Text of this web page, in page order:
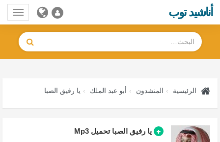
أناشيد توب
الرئيسية المنشدون أبو عبد الملك يا رفيق الصبا
يا رفيق الصبا تحميل Mp3